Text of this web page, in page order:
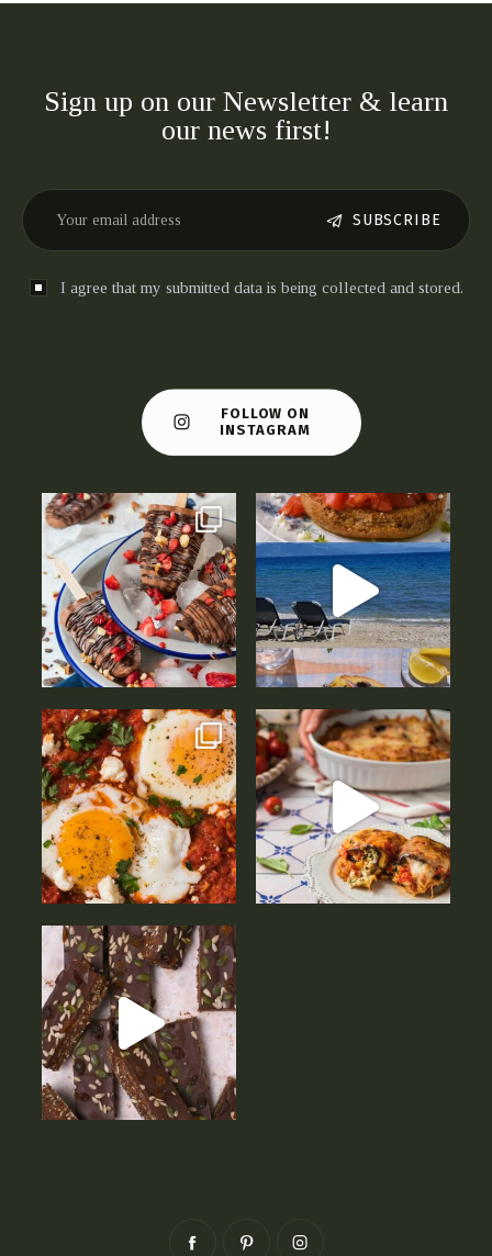
Sign up on our Newsletter & learn
our news first!
SUBSCRIBE
I agree that my submitted data is being collected and stored.
FOLLOW ON
INSTAGRAM